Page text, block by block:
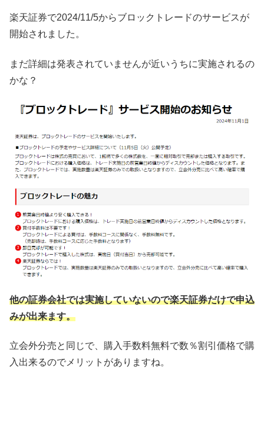
楽天証券で2024/11/5からブロックトレードのサービスが
開始されました。
まだ詳細は発表されていませんが近いうちに実施されるの
かな？
他の証券会社では実施していないので楽天証券だけで申込
みが出来ます。
立会外分売と同じで、購入手数料無料で数％割引価格で購
入出来るのでメリットがありますね。